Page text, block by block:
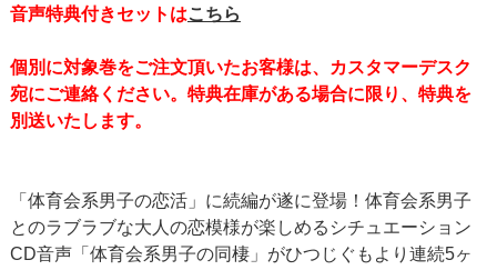
音声特典付きセットはこちら
個別に対象巻をご注文頂いたお客様は、カスタマーデスク
宛にご連絡ください。特典在庫がある場合に限り、特典を
別送いたします。
「体育会系男子の恋活」に続編が遂に登場！体育会系男子
とのラブラブな大人の恋模様が楽しめるシチュエーション
CD音声「体育会系男子の同棲」がひつじぐもより連続5ヶ